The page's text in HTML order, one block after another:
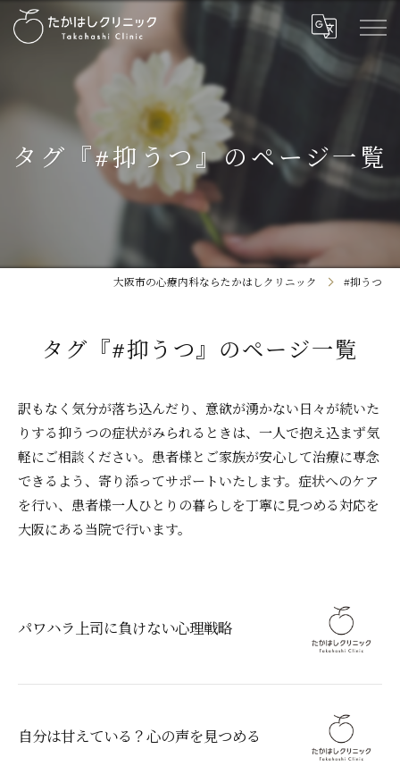
タグ『#抑うつ』のページ一覧
大阪市の心療内科ならたかはしクリニック #抑うつ
タグ『#抑うつ』のページ一覧
訳もなく気分が落ち込んだり、意欲が湧かない日々が続いた
りする抑うつの症状がみられるときは、一人で抱え込まず気
軽にご相談ください。患者様とご家族が安心して治療に専念
できるよう、寄り添ってサポートいたします。症状へのケア
を行い、患者様一人ひとりの暮らしを丁寧に見つめる対応を
大阪にある当院で行います。
パワハラ上司に負けない心理戦略
自分は甘えている？心の声を見つめる